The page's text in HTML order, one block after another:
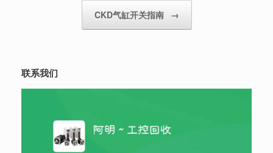
CKD气缸开关指南 →
联系我们